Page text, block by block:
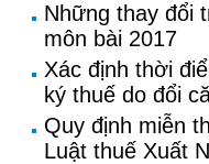
Những thay đổi
môn bài 2017
Xác định thời
ký thuế do đổi
Quy định miễn
Luật thuế Xuất